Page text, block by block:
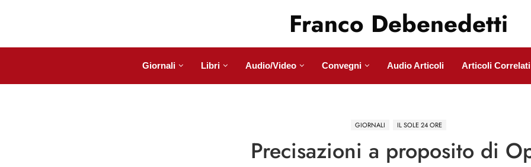
Franco Debenedetti
Giornali Libri Audio/Video Convegni Audio Articoli Articoli Correlati
GIORNALI IL SOLE 24 ORE
Precisazioni a proposito di